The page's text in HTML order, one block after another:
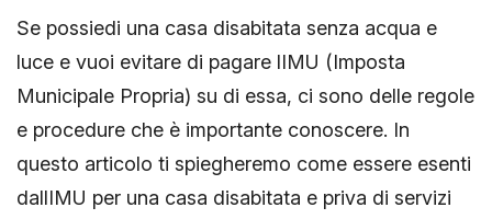
Se possiedi una casa disabitata senza acqua e
luce e vuoi evitare di pagare lIMU (Imposta
Municipale Propria) su di essa, ci sono delle regole
e procedure che è importante conoscere. In
questo articolo ti spiegheremo come essere esenti
dallIMU per una casa disabitata e priva di servizi